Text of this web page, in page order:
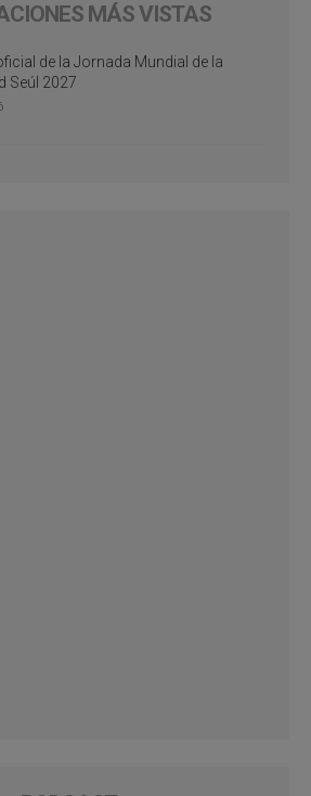
MÁS VISTAS
de la Jornada Mundial de la
Seúl 2027